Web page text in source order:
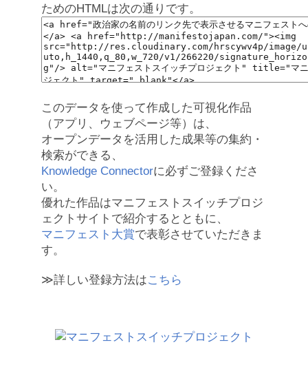
ためのHTMLは次の通りです。
このデータを使って作成した可視化作品
（アプリ、ウェブページ等）は、
オープンデータを活用した成果等の集約・
検索ができる、
Knowledge Connectorに必ずご登録くださ
い。
優れた作品はマニフェストスイッチプロジ
ェクトサイトで紹介するとともに、
マニフェスト大賞で表彰させていただきま
す。
≫詳しい登録方法はこちら